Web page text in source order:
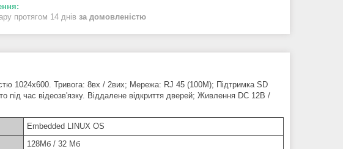
протягом 14 днів за домовленістю
1024x600. Тривога: 8вх / 2вих; Мережа: RJ 45 (100М); Підтримка SD
час відеозв'язку. Віддалене відкриття дверей; Живлення DC 12В /
Embedded LINUX OS
128Мб / 32 Мб